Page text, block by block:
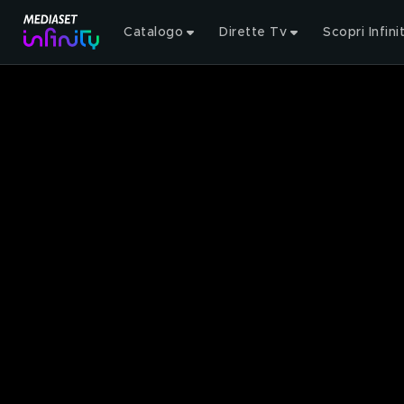
Catalogo Dirette Tv Scopri